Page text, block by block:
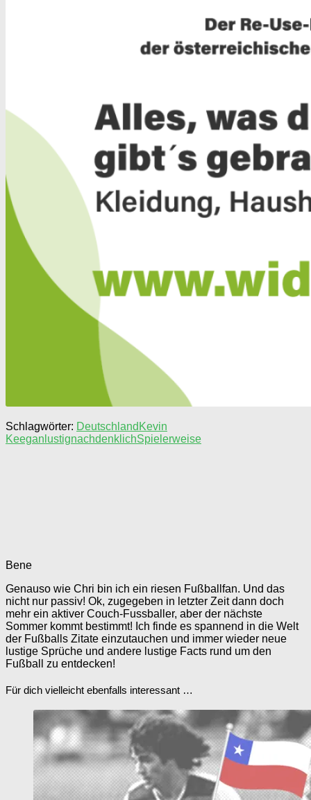
Schlagwörter: Deutschland Kevin
Keegan lustignachdenklichSpielerweise
Bene
Genauso wie Chri bin ich ein riesen Fußballfan. Und das
nicht nur passiv! Ok, zugegeben in letzter Zeit dann doch
mehr ein aktiver Couch-Fussballer, aber der nächste
Sommer kommt bestimmt! Ich finde es spannend in die Welt
der Fußballs Zitate einzutauchen und immer wieder neue
lustige Sprüche und andere lustige Facts rund um den
Fußball zu entdecken!
Für dich vielleicht ebenfalls interessant …